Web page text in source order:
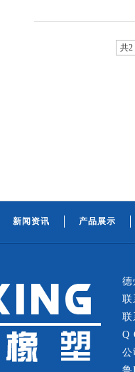
共2
新闻资讯 产品展示
联
联
Q
公